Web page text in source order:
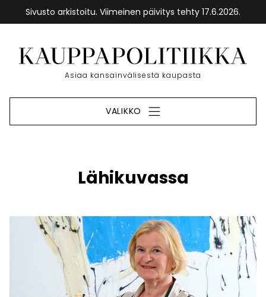
Sivusto arkistoitu. Viimeinen päivitys tehty 17.6.2026.
sisältöön
Etusivu
Asiaa kansainvälisestä kaupasta
VALIKKO
Lähikuvassa